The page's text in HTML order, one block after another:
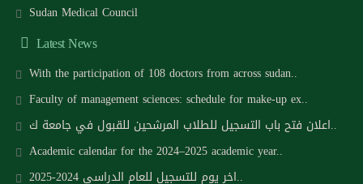
Sudan Medical Council
Latest News
With the participation of 108 doctors from across sudan..
Faculty of management sciences: schedule for make-up ex..
اعلان فتح باب التسجيل للطلاب المرشحين للقبول في جامعة ك..
Academic calendar for the 2024–2025 academic year..
اخر يوم للتسجيل للعام الدراسي 2024-2025..